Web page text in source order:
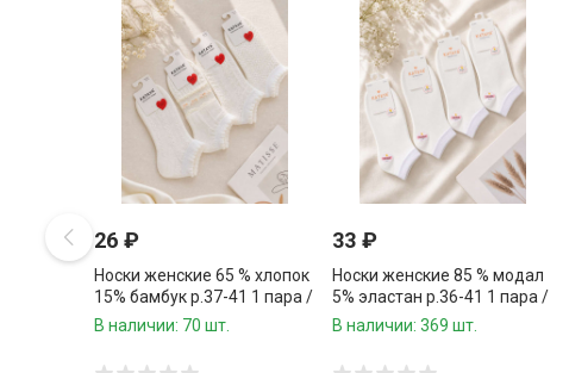
26 ₽
Носки женские 65 % хлопок
15% бамбук р.37-41 1 пара /
10 пар в упаковке/
В наличии: 70 шт.
33 ₽
Носки женские 85 % модал
5% эластан р.36-41 1 пара /
10 пар в упаковке/
В наличии: 369 шт.